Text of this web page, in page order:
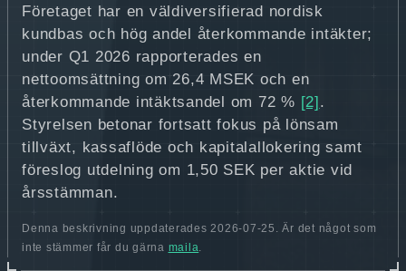
Företaget har en väldiversifierad nordisk
kundbas och hög andel återkommande intäkter;
under Q1 2026 rapporterades en
nettoomsättning om 26,4 MSEK och en
återkommande intäktsandel om 72 % [2] .
Styrelsen betonar fortsatt fokus på lönsam
tillväxt, kassaflöde och kapitalallokering samt
föreslog utdelning om 1,50 SEK per aktie vid
årsstämman.
Denna beskrivning uppdaterades 2026-07-25. Är det något som
inte stämmer får du gärna maila.